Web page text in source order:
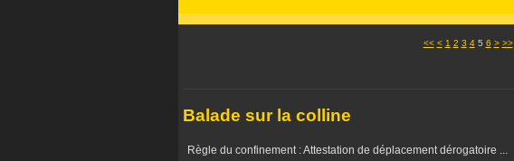
<< < 1 2 3 4 5 6 > >>
Balade sur la colline
Règle du confinement : Attestation de déplacement dérogatoire ...